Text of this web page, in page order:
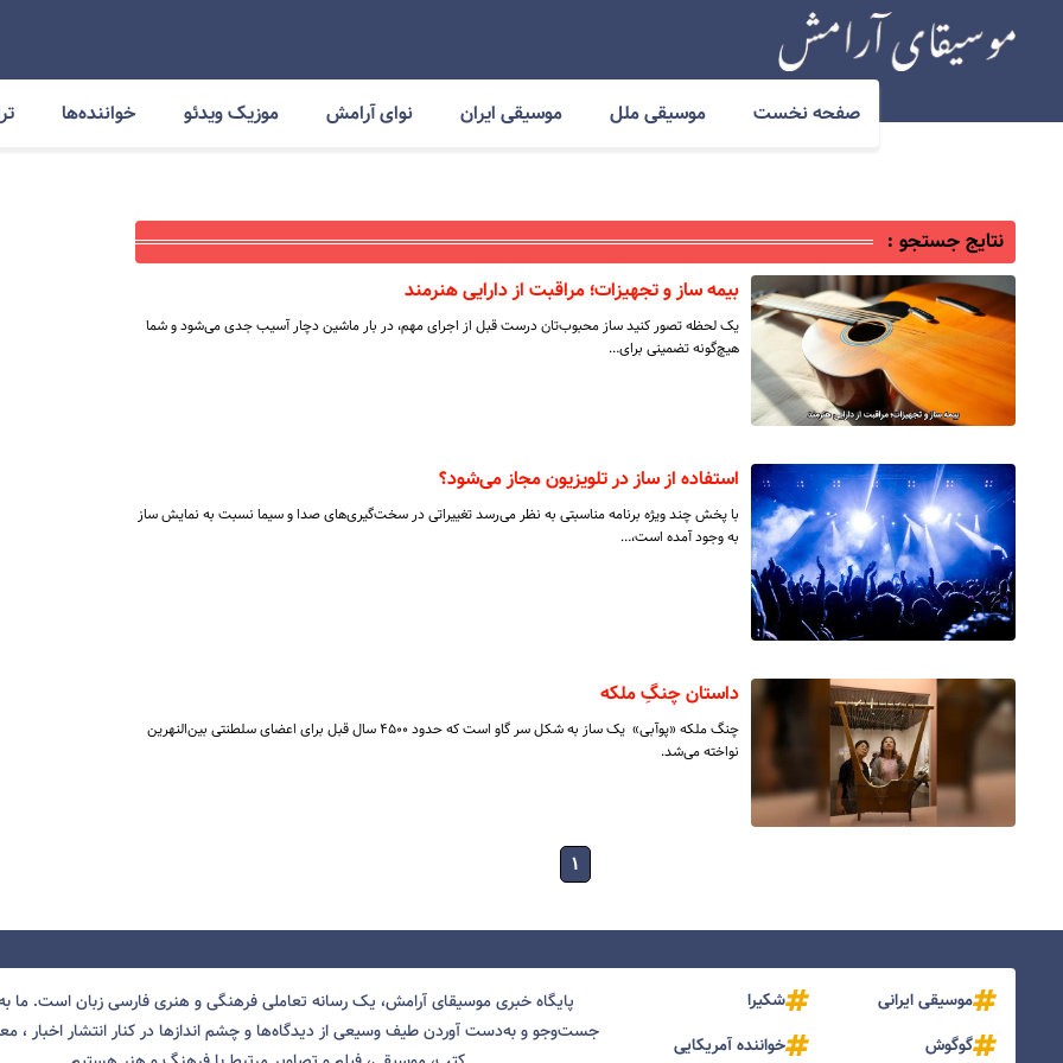
صفحه نخست موسیقی ملل موسیقی ایران نوای آرامش موزیک ویدئو خواننده‌ها
نتایج جستجو :
بیمه ساز و تجهیزات؛ مراقبت از دارایی هنرمند
یک لحظه تصور کنید ساز محبوب‌تان درست قبل از اجرای مهم، در بار ماشین دچار آسیب جدی می‌شود و شما
هیچ‌گونه تضمینی برای…
استفاده از ساز در تلویزیون مجاز می‌شود؟
با پخش چند ویژه برنامه مناسبتی به نظر می‌رسد تغییراتی در سخت‌گیری‌های صدا و سیما نسبت به نمایش ساز
به وجود آمده است،…
داستان چنگِ ملکه
چنگ ملکه «پوآبی» ‌ یک ساز به شکل سر گاو است که حدود ۴۵۰۰ سال قبل برای اعضای سلطنتی بین‌النهرین
نواخته می‌شد.
۱
موسیقی ایرانی
شکیرا
گوگوش
خواننده آمریکایی
پایگاه خبری موسیقای آرامش، یک رسانه تعاملی فرهنگی و هنری فارسی زبان است. ما
جست‌و‌جو و به‌دست آوردن طیف وسیعی از دیدگاه‌ها و چشم انداز‌ها در کنار انتشار اخبار ،